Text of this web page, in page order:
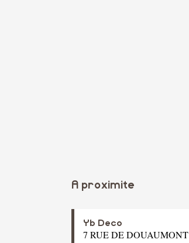
A proximite
Yb Deco
7 RUE DE DOUAUMONT